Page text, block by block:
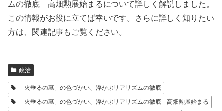
ムの徹底 高畑勲展始まるについて詳しく解説しました。
この情報がお役に立てば幸いです。さらに詳しく知りたい
方は、関連記事もご覧ください。
政治
「火垂るの墓」の色づかい、浮かぶリアリズムの徹底
「火垂るの墓」の色づかい、浮かぶリアリズムの徹底 高畑勲展始まる